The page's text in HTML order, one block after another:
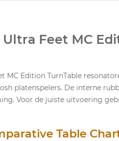
Feet MC
MC Edition TurnTable
platenspelers. De interne
Voor de juiste uitvoering
Table